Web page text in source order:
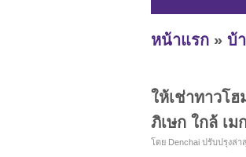
หน้าแรก » บ้
ให้เช่าทาวโ
ภิเษก ใกล้ เ
โดย Denchai ปรับปรุงล่า